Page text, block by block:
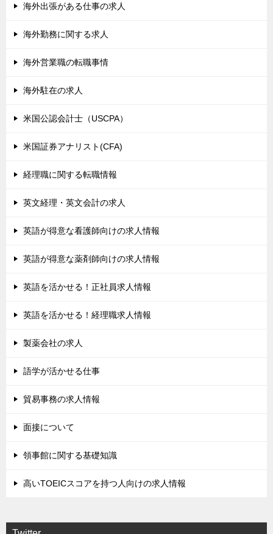
海外出張がある仕事の求人
海外勤務に関する求人
海外営業職の転職事情
海外駐在の求人
米国公認会計士（USCPA）
米国証券アナリスト(CFA)
経理職に関する転職情報
英文経理・英文会計の求人
英語が得意な看護師向けの求人情報
英語が得意な薬剤師向けの求人情報
英語を活かせる！正社員求人情報
英語を活かせる！経理職求人情報
製薬会社の求人
語学が活かせる仕事
貿易事務の求人情報
面接について
領事館に関する基礎知識
高いTOEICスコアを持つ人向けの求人情報